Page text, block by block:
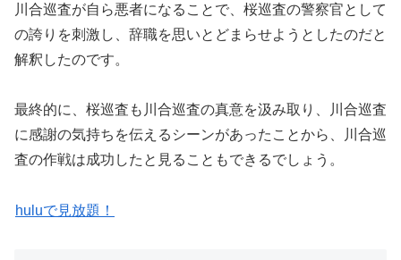
川合巡査が自ら悪者になることで、桜巡査の警察官として
の誇りを刺激し、辞職を思いとどまらせようとしたのだと
解釈したのです。
最終的に、桜巡査も川合巡査の真意を汲み取り、川合巡査
に感謝の気持ちを伝えるシーンがあったことから、川合巡
査の作戦は成功したと見ることもできるでしょう。
huluで見放題！